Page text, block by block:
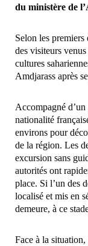
du ministère de
Selon les
des visiteurs
cultures
Amdjarass après
Accompagné
nationalité
environs pour
de la région. Les
excursion sans
autorités ont
place. Si l’un des
localisé et mis en
demeure, à ce
Face à la